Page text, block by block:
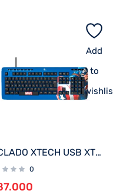
Add
to
TECLADO XTECH USB XTK-M401CA CAPITAN AMERICA ESP/AZUL/MULTIMEDIA
0